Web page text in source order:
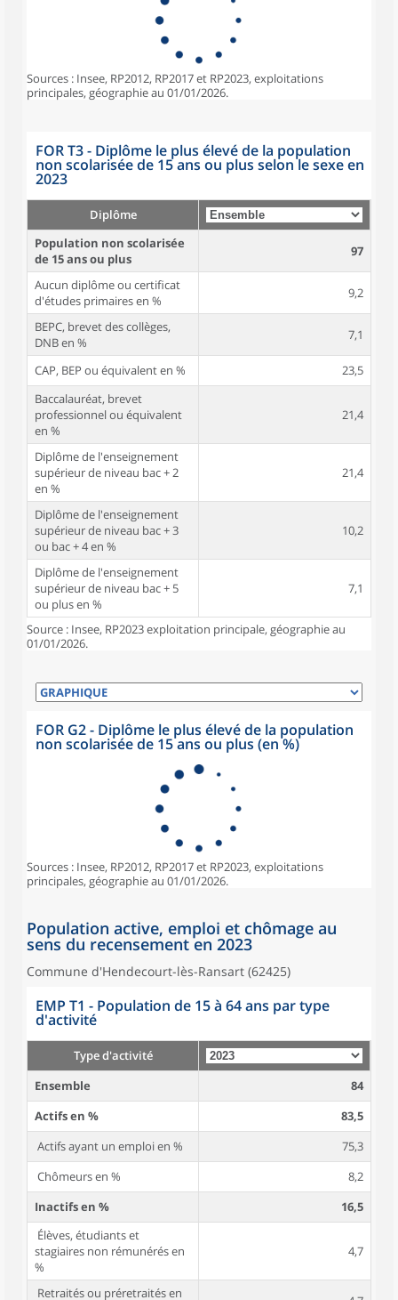
Sources : Insee, RP2012, RP2017 et RP2023, exploitations
principales, géographie au 01/01/2026.
FOR T3 - Diplôme le plus élevé de la population
non scolarisée de 15 ans ou plus selon le sexe en
2023
Diplôme
Population non scolarisée
de 15 ans ou plus
97
Aucun diplôme ou certificat
d'études primaires en %
9,2
BEPC, brevet des collèges,
DNB en %
7,1
CAP, BEP ou équivalent en %
23,5
Baccalauréat, brevet
professionnel ou équivalent
en %
21,4
Diplôme de l'enseignement
supérieur de niveau bac + 2
en %
21,4
Diplôme de l'enseignement
supérieur de niveau bac + 3
ou bac + 4 en %
10,2
Diplôme de l'enseignement
supérieur de niveau bac + 5
ou plus en %
7,1
Source : Insee, RP2023 exploitation principale, géographie au
01/01/2026.
FOR G2 - Diplôme le plus élevé de la population
non scolarisée de 15 ans ou plus (en %)
Sources : Insee, RP2012, RP2017 et RP2023, exploitations
principales, géographie au 01/01/2026.
Population active, emploi et chômage au
sens du recensement en 2023
Commune d'Hendecourt-lès-Ransart (62425)
EMP T1 - Population de 15 à 64 ans par type
d'activité
Type d'activité
Ensemble
84
Actifs en %
83,5
Actifs ayant un emploi en %
75,3
Chômeurs en %
8,2
Inactifs en %
16,5
Élèves, étudiants et
stagiaires non rémunérés en
%
4,7
Retraités ou préretraités en